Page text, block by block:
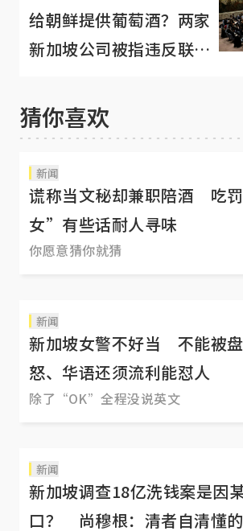
给朝鲜提供葡萄酒？两家
新加坡公司被指违反联合
猜你喜欢
新闻
谎称当文秘却兼职陪酒 吃
女”有些话耐人寻味
你愿意猜你就猜
新闻
新加坡女警不好当 不能被
怒、华语还须流利能怼人
除了“OK”全程没说英文
新闻
新加坡调查18亿洗钱案是因
口？ 尚穆根：清者自清懂